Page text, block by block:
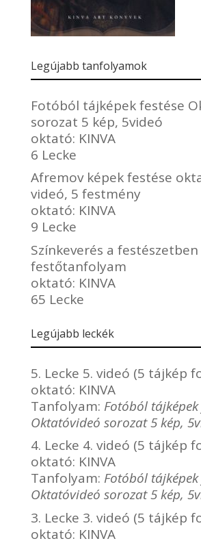
Legújabb tanfolyamok
Fotóból tájképek festése
sorozat 5 kép, 5videó
oktató: KINVA
6 Lecke
Afremov képek festése
videó, 5 festmény
oktató: KINVA
9 Lecke
Színkeverés a
festőtanfolyam
oktató: KINVA
65 Lecke
Legújabb leckék
5. Lecke 5. videó (5 tájkép
oktató: KINVA
Tanfolyam: Fotóból tájképek
Oktatóvideó sorozat 5 kép,
4. Lecke 4. videó (5 tájkép
oktató: KINVA
Tanfolyam: Fotóból tájképek
Oktatóvideó sorozat 5 kép,
3. Lecke 3. videó (5 tájkép
oktató: KINVA